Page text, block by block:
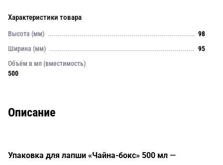
Характеристики товара
Высота (мм)
98
Ширина (мм)
95
Объём в мл (вместимость)
500
Описание
Упаковка для лапши «Чайна-бокс» 500 мл —